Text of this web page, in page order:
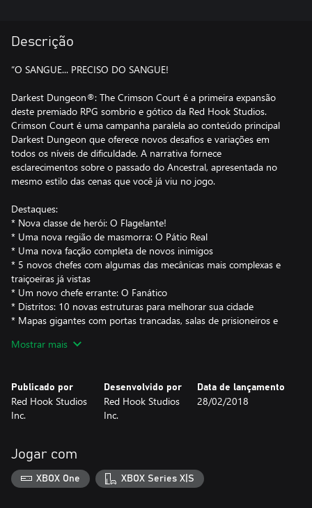
Descrição
“O SANGUE... PRECISO DO SANGUE!
Darkest Dungeon®: The Crimson Court é a primeira expansão
deste premiado RPG sombrio e gótico da Red Hook Studios.
Crimson Court é uma campanha paralela ao conteúdo principal
Darkest Dungeon que oferece novos desafios e variações em
todos os níveis de dificuldade. A narrativa fornece
esclarecimentos sobre o passado do Ancestral, apresentada no
mesmo estilo das cenas que você já viu no jogo.
Destaques:
* Nova classe de herói: O Flagelante!
* Uma nova região de masmorra: O Pátio Real
* Uma nova facção completa de novos inimigos
* 5 novos chefes com algumas das mecânicas mais complexas e
traiçoeiras já vistas
* Um novo chefe errante: O Fanático
* Distritos: 10 novas estruturas para melhorar sua cidade
* Mapas gigantes com portas trancadas, salas de prisioneiros e
* Conjuntos de preciosidades baseados na história do jogo para
Na medida em que a Maldição Escarlate se espalha
implacavelmente pela propriedade, grupos de heróis terão de
lutar contra novos inimigos em regiões familiares, assim como
interior, entre objetos, armadilhas e obstáculos únicos, uma
facção completa com novos inimigos sanguinários o aguarda,
comandada por três chefes distintos. Estes inimigos hediondos e
confrontos épicos oferecerão novas mecânicas de combate,
Mostrar mais
Publicado por
Red Hook Studios
Inc.
Desenvolvido por
Red Hook Studios
Inc.
Data de lançamento
28/02/2018
Jogar com
XBOX One XBOX Series X|S